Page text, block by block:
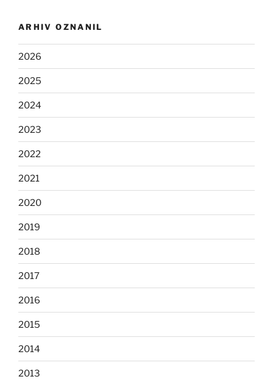
ARHIV OZNANIL
2026
2025
2024
2023
2022
2021
2020
2019
2018
2017
2016
2015
2014
2013